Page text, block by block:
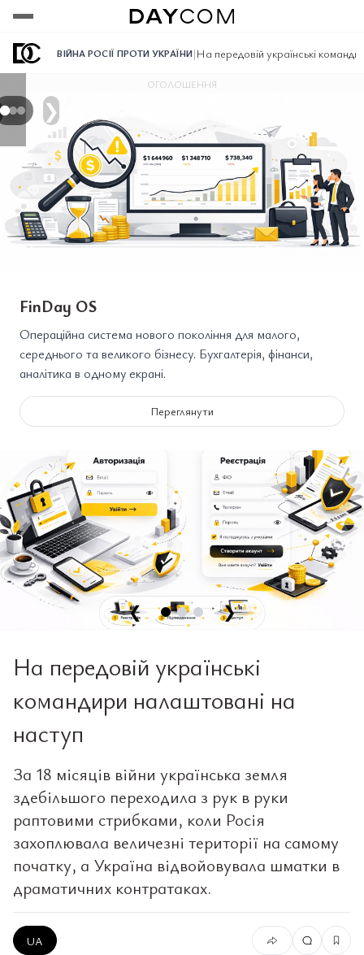
ВІЙНА РОСІЇ ПРОТИ УКРАЇНИ|На передовій українські
Переглянути
Переглянути
Переглянути
❯
ОГОЛОШЕННЯ
FinDay OS
Операційна система нового покоління для малого,
середнього та великого бізнесу. Бухгалтерія, фінанси,
аналітика в одному екрані.
Переглянути
❮ ❯
На передовій українські
командири налаштовані на
наступ
За 18 місяців війни українська земля
здебільшого переходила з рук в руки
раптовими стрибками, коли Росія
захоплювала величезні території на самому
початку, а Україна відвойовувала шматки в
драматичних контратаках.
UA